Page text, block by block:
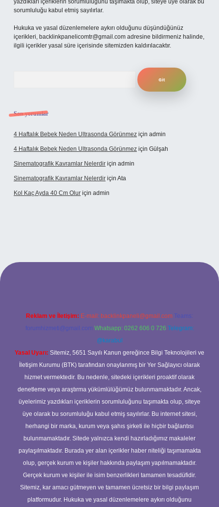
yazdıkları içeriklerin sorumluluğunu taşımakta olup, siteye üye olarak bu
sorumluluğu kabul etmiş sayılırlar.
Hukuka ve yasal düzenlemelere aykırı olduğunu düşündüğünüz
içerikleri, backlinkpanelicomtr@gmail.com adresine bildirmeniz halinde,
ilgili içerikler yasal süre içerisinde sitemizden kaldırılacaktır.
Son yorumlar
4 Haftalık Bebek Neden Ultrasonda Görünmez için admin
4 Haftalık Bebek Neden Ultrasonda Görünmez için Gülşah
Sinematografik Kavramlar Nelerdir için admin
Sinematografik Kavramlar Nelerdir için Ata
Kol Kaç Ayda 40 Cm Olur için admin
Reklam ve İletişim: E-mail: backlinkpaneli@gmail.com Teams:
forumhizmeti@gmail.com Whatsapp: 0262 606 0 726 Telegram:
@karabul
Yasal Uyarı: Sitemiz, 5651 Sayılı Kanun gereğince Bilgi Teknolojileri ve
İletişim Kurumu (BTK) tarafından onaylanmış bir Yer Sağlayıcı olarak
hizmet vermektedir. Bu nedenle, sitedeki içerikleri proaktif olarak
denetleme veya araştırma yükümlülüğümüz bulunmamaktadır. Ancak,
üyelerimiz yazdıkları içeriklerin sorumluluğunu taşımakta olup, siteye
üye olarak bu sorumluluğu kabul etmiş sayılırlar. Bu internet sitesi,
herhangi bir marka, kurum veya şahıs şirketi ile hiçbir bağlantısı
bulunmamaktadır. Sitede yalnızca kendi hazırladığımız makaleler
paylaşılmaktadır. Burada yer alan içerikler haber niteliği taşımamakta
olup, gerçek kurum ve kişiler hakkında paylaşım yapılmamaktadır.
Gerçek kurum ve kişiler ile isim benzerlikleri tamamen tesadüfidir.
Sitemiz, kar amacı gütmeyen ve tamamen ücretsiz bir bilgi paylaşım
platformudur. Hukuka ve yasal düzenlemelere aykırı olduğunu